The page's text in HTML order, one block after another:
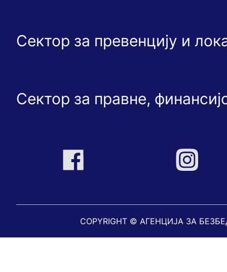
Сектор за превенцију и
Сектор за правне,
COPYRIGHT © АГЕНЦИЈА ЗА